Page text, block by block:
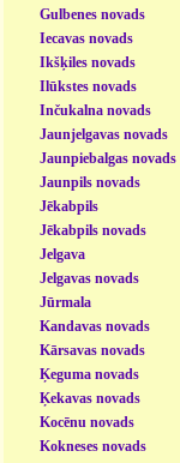
Gulbenes novads
Iecavas novads
Ikšķiles novads
Ilūkstes novads
Inčukalna novads
Jaunjelgavas novads
Jaunpiebalgas novads
Jaunpils novads
Jēkabpils
Jēkabpils novads
Jelgava
Jelgavas novads
Jūrmala
Kandavas novads
Kārsavas novads
Ķeguma novads
Ķekavas novads
Kocēnu novads
Kokneses novads